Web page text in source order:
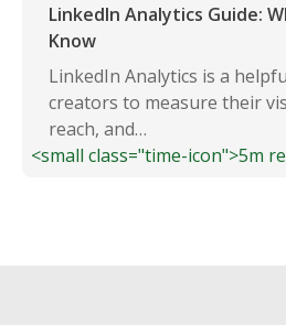
LinkedIn Analytics Guide:
Know
LinkedIn Analytics is a
creators to measure their
reach, and…
<small class="time-icon">5m